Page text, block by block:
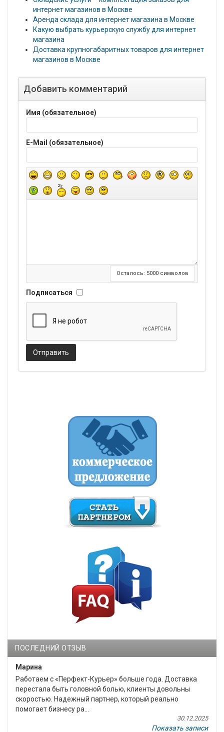
интернет магазинов в Москве
Аренда склада для интернет магазина в Москве
Какую выбрать курьерскую службу для интернет
магазина
Доставка крупногабаритных товаров для интернет
магазинов в Москве
Добавить комментарий
Имя (обязательное)
E-Mail (обязательное)
Осталось: 5000 символов
Подписаться
Отправить
ПОСЛЕДНИЙ ОТЗЫВ
Марина
Работаем с «Перфект-Курьер» больше года. Доставка
перестала быть головной болью, клиенты довольны
скоростью. Надежный партнер, который реально
помогает бизнесу ра...
30.12.2025
Показать записи